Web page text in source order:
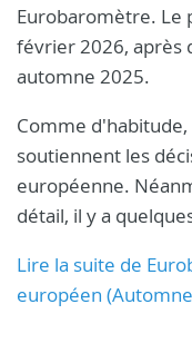
Eurobaromètre. Le
février 2026, après
automne 2025.
Comme
soutiennent les
européenne.
détail, il y a
Lire la suite de
européen